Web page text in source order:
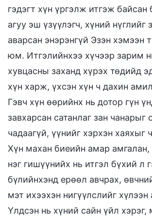
гэдэгт хүн үргэлж итгэж байсан
агуу эш үзүүлэгч, хүний нүглийг
аварсан энэрэнгүй Эзэн хэмээн
юм. Итгэлийнхээ хүчээр зарим
хувцасны заханд хүрэх төдийд
хүн харж, үхсэн хүн ч дахин
Гэвч хүн өөрийнх нь дотор гүн
завхарсан сатанлаг зан
чадаагүй, үүнийг хэрхэн хаяхыг
Хүн махан биеийн амар амгалан,
нэг гишүүнийх нь итгэл бүхий л
бүлийнхэнд ерөөл авчрах,
мэт ихээхэн нигүүлслийг хүлээн
Үлдсэн нь хүний сайн үйл хэрэг,